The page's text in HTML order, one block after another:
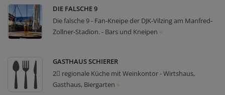
DIE FALSCHE 9
Die falsche 9 - Fan-Kneipe der DJK-Vilzing am Manfred-
Zollner-Stadion. - Bars und Kneipen »
GASTHAUS SCHIERER
2⃣ regionale Küche mit Weinkontor - Wirtshaus,
Gasthaus, Biergarten »